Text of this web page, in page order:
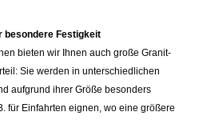
besondere Festigkeit
bieten wir Ihnen auch große Granit-
Sie werden in unterschiedlichen
aufgrund ihrer Größe besonders
für Einfahrten eignen, wo eine größere